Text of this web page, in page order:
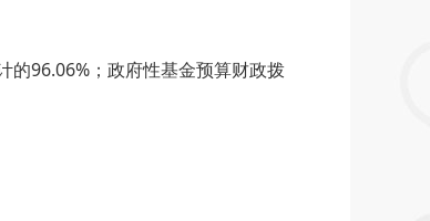
的96.06%；政府性基金预算财政拨